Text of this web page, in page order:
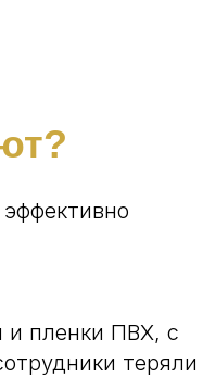
и пленки ПВХ, с
теряли